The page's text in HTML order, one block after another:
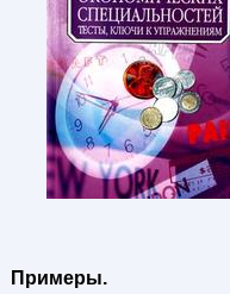
Примеры.